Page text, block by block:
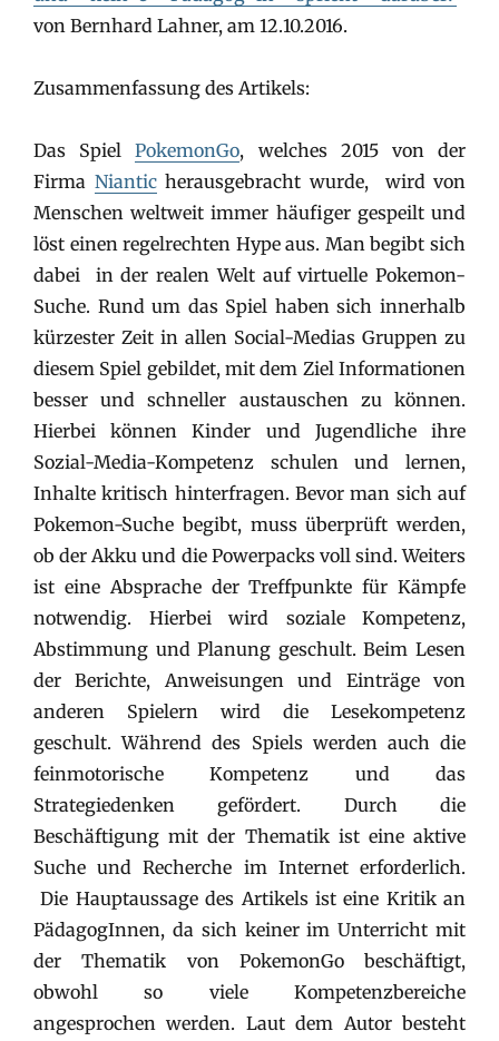
von Bernhard Lahner, am 12.10.2016.
Zusammenfassung des Artikels:
Das SpielPokemonGo, welches 2015 von der
Firma Nianticherausgebracht wurde, wird von
Menschen weltweit immer häufiger gespeilt und
löst einen regelrechten Hype aus. Man begibt sich
dabei in der realen Welt auf virtuelle Pokemon-
Suche. Rund um das Spiel haben sich innerhalb
kürzester Zeit in allen Social-Medias Gruppen zu
diesem Spiel gebildet, mit dem Ziel Informationen
besser und schneller austauschen zu können.
Hierbei können Kinder und Jugendliche ihre
Sozial-Media-Kompetenz schulen und lernen,
Inhalte kritisch hinterfragen. Bevor man sich auf
Pokemon-Suche begibt, muss überprüft werden,
ob der Akku und die Powerpacks voll sind. Weiters
ist eine Absprache der Treffpunkte für Kämpfe
notwendig. Hierbei wird soziale Kompetenz,
Abstimmung und Planung geschult. Beim Lesen
der Berichte, Anweisungen und Einträge von
anderen Spielern wird die Lesekompetenz
geschult. Während des Spiels werden auch die
feinmotorische Kompetenz und das
Strategiedenken gefördert. Durch die
Beschäftigung mit der Thematik ist eine aktive
Suche und Recherche im Internet erforderlich.
Die Hauptaussage des Artikels ist eine Kritik an
PädagogInnen, da sich keiner im Unterricht mit
der Thematik von PokemonGo beschäftigt,
obwohl so viele Kompetenzbereiche
angesprochen werden. Laut dem Autor besteht